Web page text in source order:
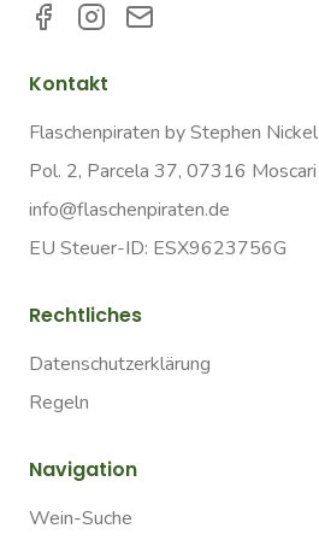
Kontakt
Flaschenpiraten by Stephen Nickel
Pol. 2, Parcela 37, 07316 Moscari
info@flaschenpiraten.de
EU Steuer-ID: ESX9623756G
Rechtliches
Datenschutzerklärung
Regeln
Navigation
Wein-Suche